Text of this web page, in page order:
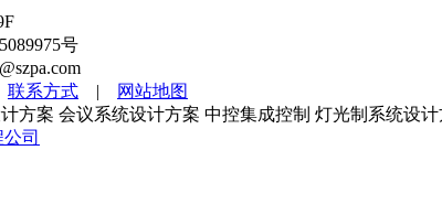
号
联系方式 |
网站地图
方案 会议系统设计方案 中控集成控制 灯光制系统设
司